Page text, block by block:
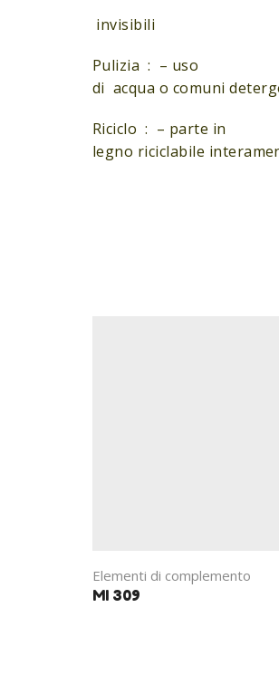
invisibili
Pulizia : – uso
di acqua o comuni
Riciclo : – parte in
legno riciclabile
Elementi di complemento
MI 309